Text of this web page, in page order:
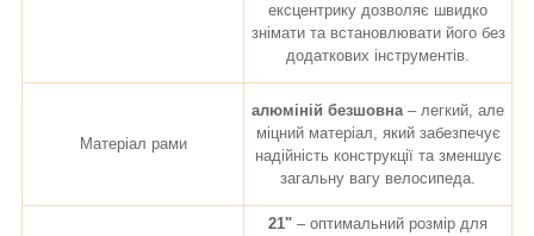
ексцентрику дозволяє швидко
знімати та встановлювати його без
додаткових інструментів.
Матеріал рами
алюміній безшовна– легкий, але
міцний матеріал, який забезпечує
надійність конструкції та зменшує
загальну вагу велосипеда.
21" – оптимальний розмір для